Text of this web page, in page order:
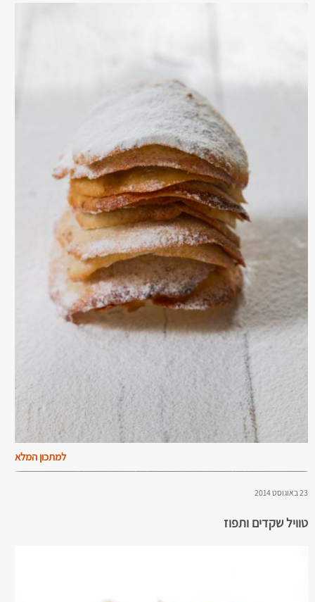
למתכון המלא
23 באוגוסט 2014
טוויל שקדים ותפוז